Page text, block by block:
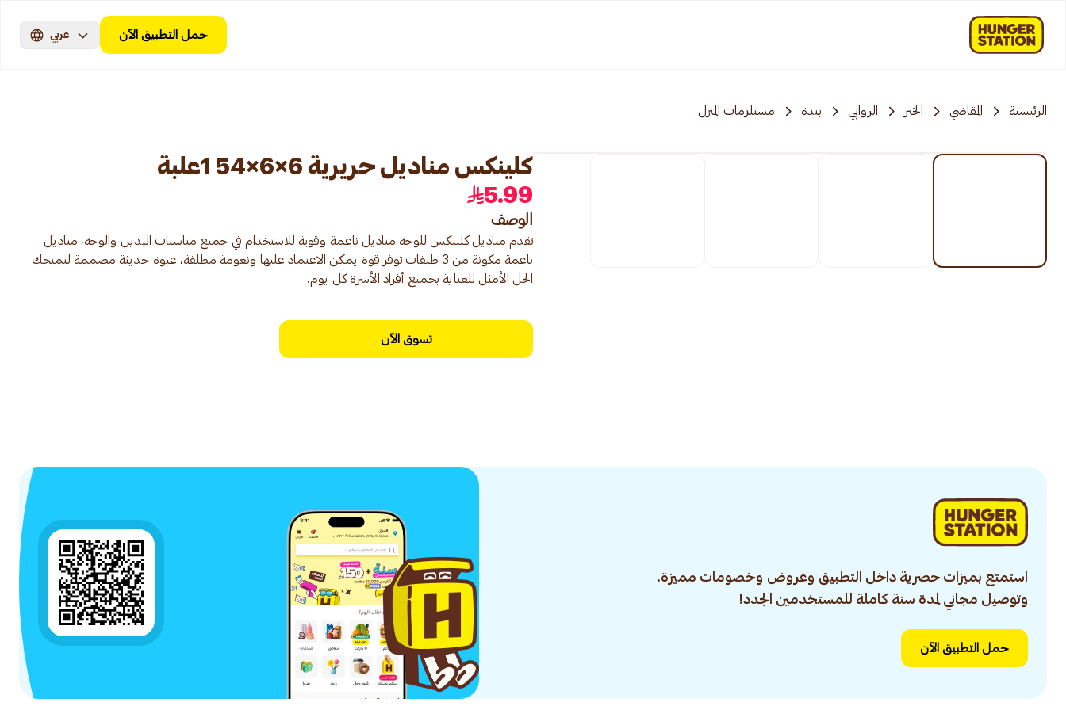
حمل التطبيق الآن عربي
الرئيسية المقاضي الخبر الروابي بندة مستلزمات المنزل
كلينكس مناديل حريرية 6×6×54 1علبة
5.99
الوصف
تقدم مناديل كلينكس للوجه مناديل ناعمة وقوية للاستخدام في جميع مناسبات اليدين والوجه، مناديل
ناعمة مكونة من 3 طبقات توفر قوة يمكن الاعتماد عليها ونعومة مطلقة، عبوة حديثة مصممة لتمنحك
الحل الأمثل للعناية بجميع أفراد الأسرة كل يوم.
تسوق الآن
استمتع بميزات حصرية داخل التطبيق وعروض وخصومات مميزة.
وتوصيل مجاني لمدة سنة كاملة للمستخدمين الجدد!
حمل التطبيق الآن